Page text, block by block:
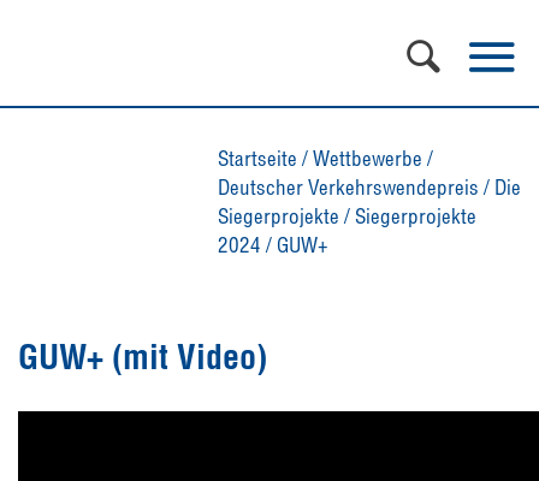
Startseite /Wettbewerbe /
Deutscher Verkehrswendepreis / Die
Siegerprojekte /Siegerprojekte
2024 / GUW+
GUW+ (mit Video)